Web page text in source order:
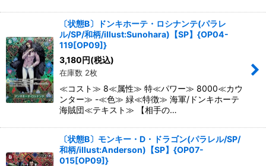
〔状態B〕ドンキホーテ・ロシナンテ(パラレ
ル/SP/和柄/illust:Sunohara)【SP】{OP04-
119[OP09]}
3,180円(税込)
在庫数 2枚
≪コスト≫ 8≪属性≫ 特≪パワー≫ 8000≪カウ
ンター≫ -≪色≫ 緑≪特徴≫ 海軍/ドンキホーテ
海賊団≪テキスト≫ 【相手の…
〔状態B〕モンキー・D・ドラゴン(パラレル/SP/
和柄/illust:Anderson)【SP】{OP07-
015[OP09]}